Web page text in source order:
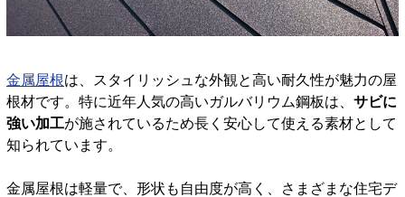
金属屋根は、スタイリッシュな外観と高い耐久性が魅力の屋
根材です。特に近年人気の高いガルバリウム鋼板は、 サビに
強い加工が施されているため長く安心して使える素材として
知られています。
金属屋根は軽量で、形状も自由度が高く、さまざまな住宅デ